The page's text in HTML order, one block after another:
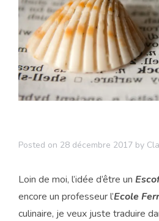
Posted on 28 décembre 2017 by
Loin de moi, l’idée d’être un
encore un professeur l’Ecole
culinaire, je veux juste traduire